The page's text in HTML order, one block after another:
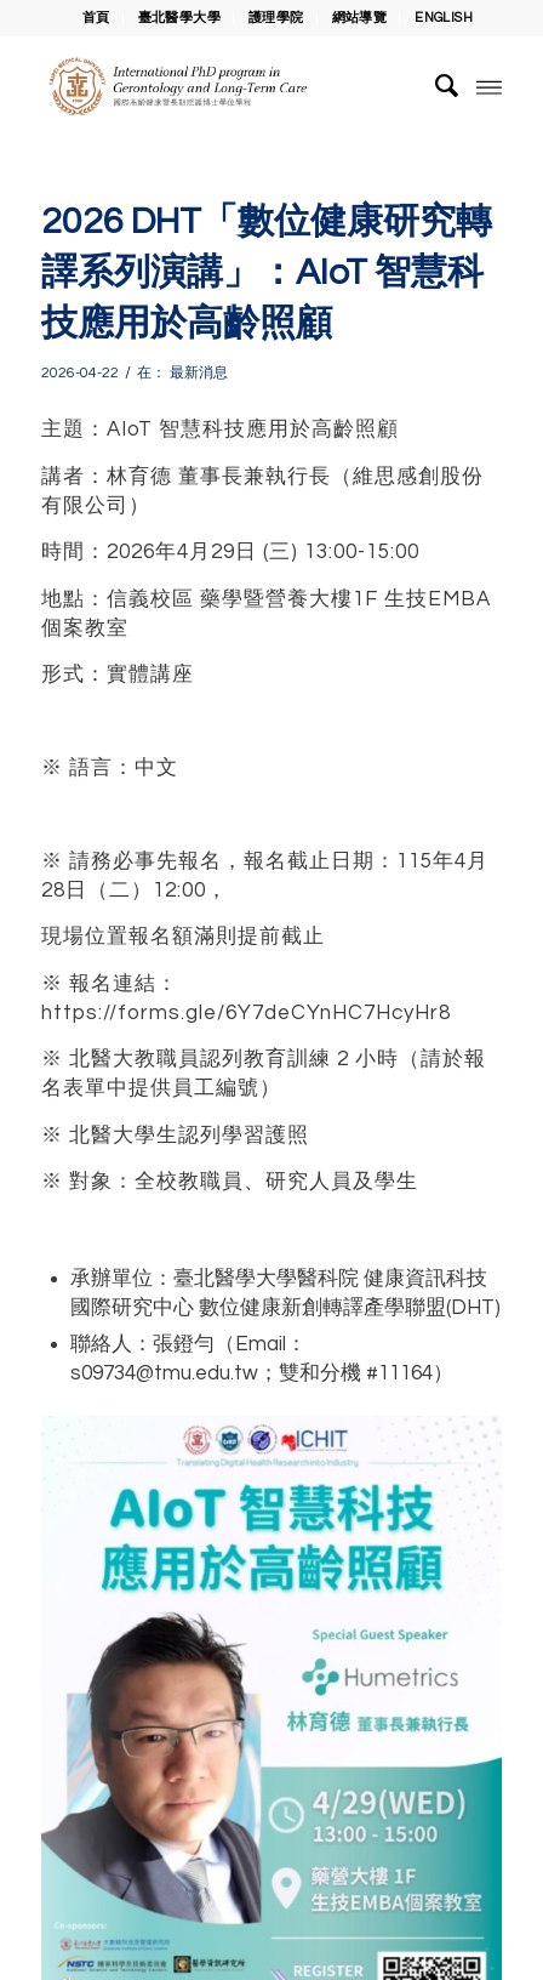
首頁 臺北醫學大學 護理學院 網站導覽 ENGLISH
2026 DHT「數位健康研究轉
譯系列演講」：AIoT 智慧科
技應用於高齡照顧
2026-04-22 / 在： 最新消息
主題：AIoT 智慧科技應用於高齡照顧
講者：林育德 董事長兼執行長（維思感創股份
有限公司）
時間：2026年4月29日 (三) 13:00-15:00
地點：信義校區 藥學暨營養大樓1F 生技EMBA
個案教室
形式：實體講座
※ 語言：中文
※ 請務必事先報名，報名截止日期：115年4月
28日（二）12:00，
現場位置報名額滿則提前截止
※ 報名連結：
https://forms.gle/6Y7deCYnHC7HcyHr8
※ 北醫大教職員認列教育訓練 2 小時（請於報
名表單中提供員工編號）
※ 北醫大學生認列學習護照
※ 對象：全校教職員、研究人員及學生
承辦單位：臺北醫學大學醫科院 健康資訊科技
國際研究中心 數位健康新創轉譯產學聯盟(DHT)
聯絡人：張鐙勻（Email：
s09734@tmu.edu.tw；雙和分機 #11164）